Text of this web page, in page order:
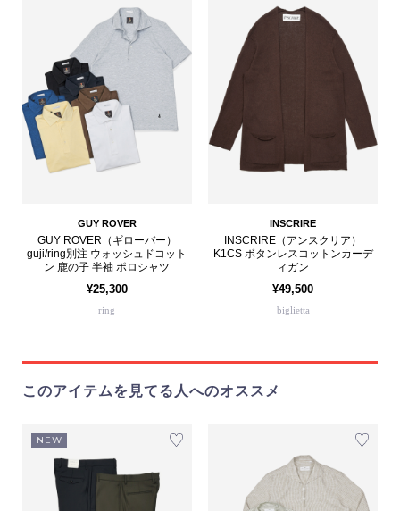
GUY ROVER
GUY ROVER（ギローバー）
guji/ring別注 ウォッシュドコット
ン 鹿の子 半袖 ポロシャツ
¥25,300
ring
INSCRIRE
INSCRIRE（アンスクリア）
K1CS ボタンレスコットンカーデ
ィガン
¥49,500
biglietta
このアイテムを見てる人へのオススメ
NEW